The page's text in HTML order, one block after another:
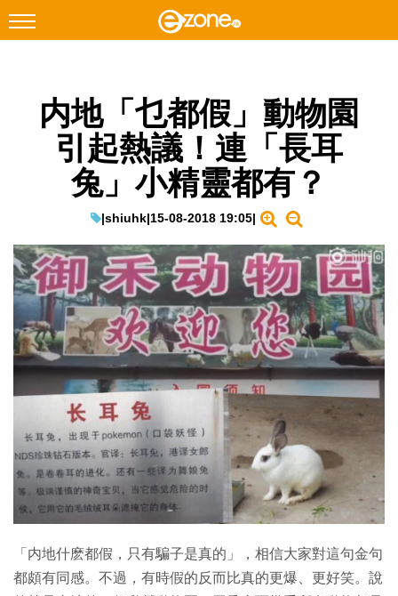
Facebook Instagram
科技焦點
教學評測
EduTech
IT Times
生成式AI與雲端應用
Enterprise Digital Transformation
内地「乜都假」動物園
引起熱議！連「長耳
兔」小精靈都有？
|shiuhk|15-08-2018 19:05|
「内地什麽都假，只有騙子是真的」，相信大家對這句金句
都頗有同感。不過，有時假的反而比真的更爆、更好笑。說